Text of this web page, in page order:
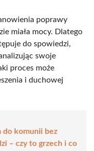
poprawy
miała mocy. Dlatego
do spowiedzi,
swoje
proces może
i duchowej
do komunii bez
– czy to grzech i co